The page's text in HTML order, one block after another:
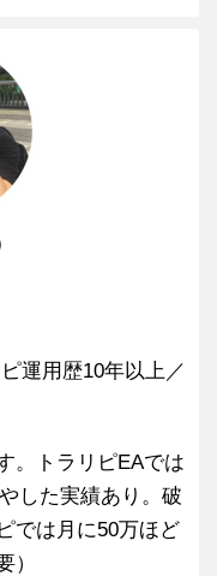
運用歴10年以上／
。トラリピEAでは
した実績あり。破
では月に50万ほど
）